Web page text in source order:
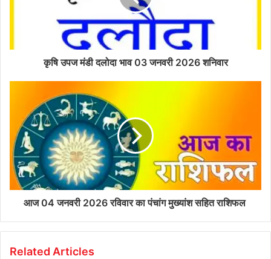
कृषि उपज मंडी दलोदा भाव 03 जनवरी 2026 शनिवार
आज 04 जनवरी 2026 रविवार का पंचांग मुख्यांश सहित राशिफल
Related Articles